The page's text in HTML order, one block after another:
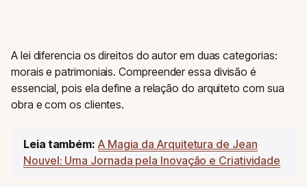
A lei diferencia os direitos do autor em duas categorias:
morais e patrimoniais. Compreender essa divisão é
essencial, pois ela define a relação do arquiteto com sua
obra e com os clientes.
Leia também: A Magia da Arquitetura de Jean
Nouvel: Uma Jornada pela Inovação e Criatividade